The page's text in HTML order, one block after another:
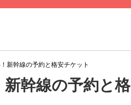
新幹線の予約と格安チケット
幹線の予約と格